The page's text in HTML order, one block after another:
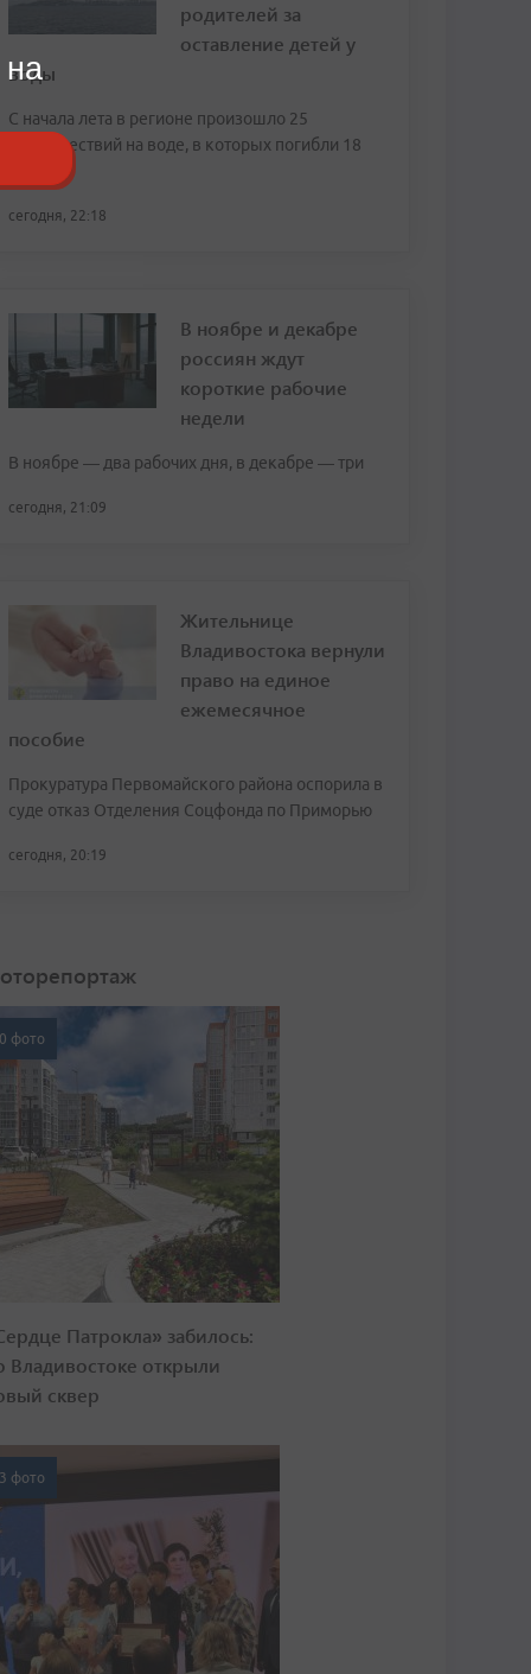
родителей за
оставление детей у
воды
С начала лета в регионе произошло 25
происшествий на воде, в которых погибли 18
человек
сегодня, 22:18
В ноябре и декабре
россиян ждут
короткие рабочие
недели
В ноябре — два рабочих дня, в декабре — три
сегодня, 21:09
Жительнице
Владивостока вернули
право на единое
ежемесячное
пособие
Прокуратура Первомайского района оспорила в
суде отказ Отделения Соцфонда по Приморью
сегодня, 20:19
фото
Патрокла» забилось:
Владивостоке открыли
сквер
фото